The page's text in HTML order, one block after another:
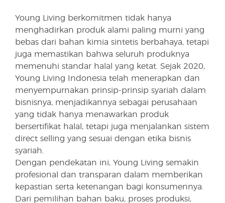
Young Living berkomitmen tidak hanya
menghadirkan produk alami paling murni yang
bebas dari bahan kimia sintetis berbahaya, tetapi
juga memastikan bahwa seluruh produknya
memenuhi standar halal yang ketat. Sejak 2020,
Young Living Indonesia telah menerapkan dan
menyempurnakan prinsip-prinsip syariah dalam
bisnisnya, menjadikannya sebagai perusahaan
yang tidak hanya menawarkan produk
bersertifikat halal, tetapi juga menjalankan sistem
direct selling yang sesuai dengan etika bisnis
syariah.
Dengan pendekatan ini, Young Living semakin
profesional dan transparan dalam memberikan
kepastian serta ketenangan bagi konsumennya.
Dari pemilihan bahan baku, proses produksi,